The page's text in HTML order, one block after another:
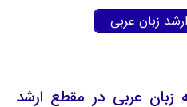
زبان عربی
زبان عربی در مقطع ارشد